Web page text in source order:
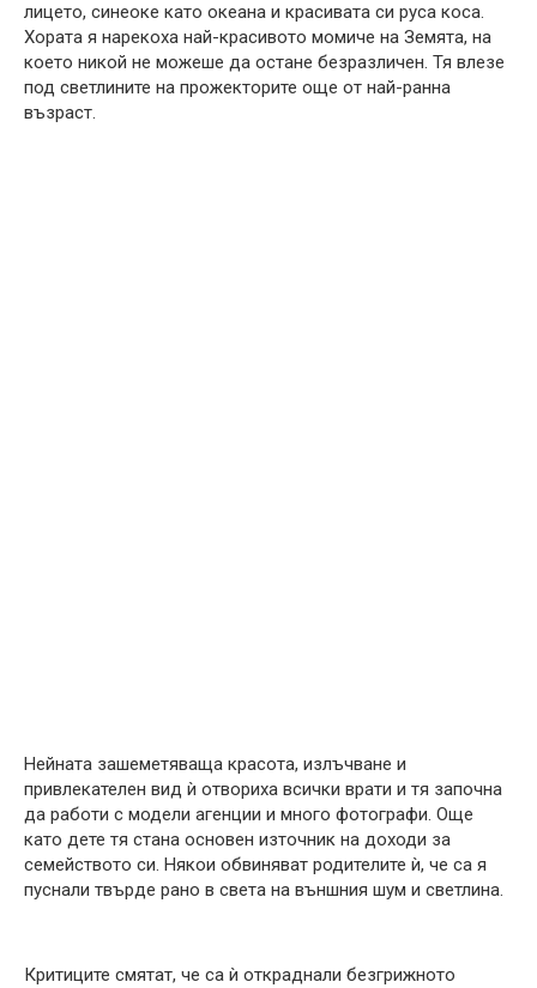
лицето, синеоке като океана и красивата си руса коса.
Хората я нарекоха най-красивото момиче на Земята, на
което никой не можеше да остане безразличен. Тя влезе
под светлините на прожекторите още от най-ранна
възраст.
Нейната зашеметяваща красота, излъчване и
привлекателен вид ѝ отвориха всички врати и тя започна
да работи с модели агенции и много фотографи. Още
като дете тя стана основен източник на доходи за
семейството си. Някои обвиняват родителите ѝ, че са я
пуснали твърде рано в света на външния шум и светлина.
Критиците смятат, че са ѝ откраднали безгрижното